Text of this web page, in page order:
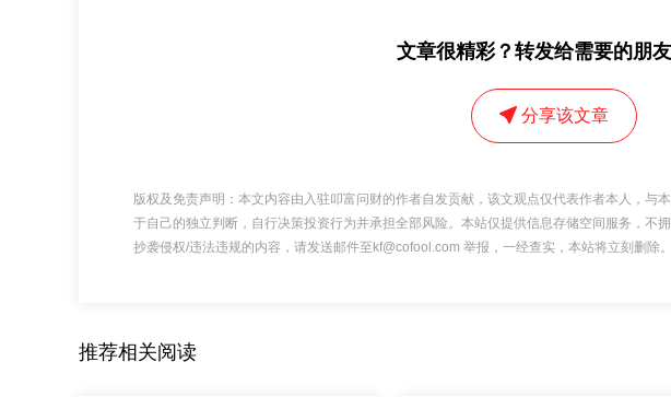
文章很精彩？转发给需要的朋
分享该文章
版权及免责声明：本文内容由入驻叩富问财的作者自发贡献，该文观点仅代表作者本人，与
于自己的独立判断，自行决策投资行为并承担全部风险。本站仅提供信息存储空间服务，不
抄袭侵权/违法违规的内容，请发送邮件至kf@cofool.com 举报，一经查实，本站将立刻删除。
推荐相关阅读